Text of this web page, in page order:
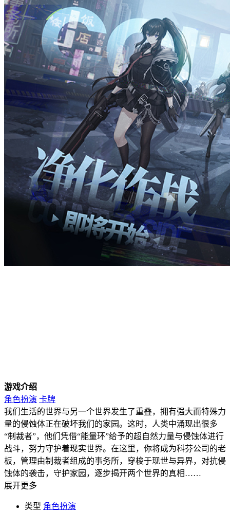
游戏介绍
角色扮演 卡牌
我们生活的世界与另一个世界发生了重叠，拥有强大而特殊力
量的侵蚀体正在破坏我们的家园。这时，人类中涌现出很多
“制裁者”，他们凭借“能量环”给予的超自然力量与侵蚀体进行
战斗，努力守护着现实世界。在这里，你将成为科芬公司的老
板，管理由制裁者组成的事务所，穿梭于现世与异界，对抗侵
蚀体的袭击，守护家园，逐步揭开两个世界的真相……
展开更多
类型 角色扮演